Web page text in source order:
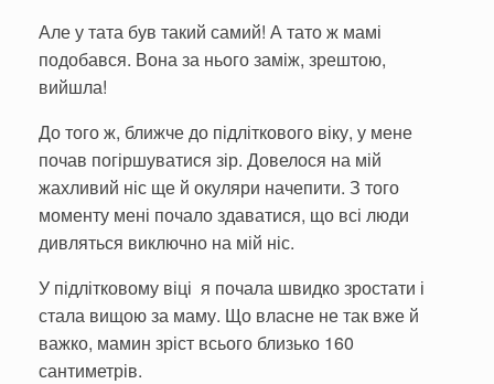
Але у тата був такий самий! А тато ж мамі
подобався. Вона за нього заміж, зрештою,
вийшла!
До того ж, ближче до підліткового віку, у мене
почав погіршуватися зір. Довелося на мій
жахливий ніс ще й окуляри начепити. З того
моменту мені почало здаватися, що всі люди
дивляться виключно на мій ніс.
У підлітковому віці я почала швидко зростати і
стала вищою за маму. Що власне не так вже й
важко, мамин зріст всього близько 160
сантиметрів.